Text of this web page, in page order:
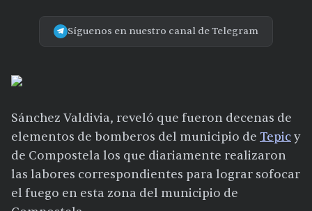
Síguenos en nuestro canal de Telegram
Sánchez Valdivia, reveló que fueron decenas de
elementos de bomberos del municipio de Tepicy
de Compostela los que diariamente realizaron
las labores correspondientes para lograr sofocar
el fuego en esta zona del municipio de